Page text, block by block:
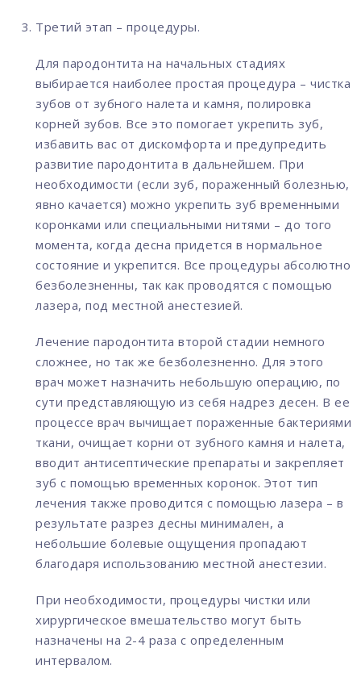
Третий этап – процедуры.
Для пародонтита на начальных стадиях
выбирается наиболее простая процедура – чистка
зубов от зубного налета и камня, полировка
корней зубов. Все это помогает укрепить зуб,
избавить вас от дискомфорта и предупредить
развитие пародонтита в дальнейшем. При
необходимости (если зуб, пораженный болезнью,
явно качается) можно укрепить зуб временными
коронками или специальными нитями – до того
момента, когда десна придется в нормальное
состояние и укрепится. Все процедуры абсолютно
безболезненны, так как проводятся с помощью
лазера, под местной анестезией.
Лечение пародонтита второй стадии немного
сложнее, но так же безболезненно. Для этого
врач может назначить небольшую операцию, по
сути представляющую из себя надрез десен. В ее
процессе врач вычищает пораженные бактериями
ткани, очищает корни от зубного камня и налета,
вводит антисептические препараты и закрепляет
зуб с помощью временных коронок. Этот тип
лечения также проводится с помощью лазера – в
результате разрез десны минимален, а
небольшие болевые ощущения пропадают
благодаря использованию местной анестезии.
При необходимости, процедуры чистки или
хирургическое вмешательство могут быть
назначены на 2-4 раза с определенным
интервалом.